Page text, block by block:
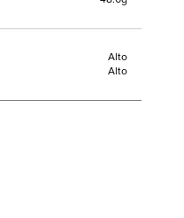
Alto
Alto